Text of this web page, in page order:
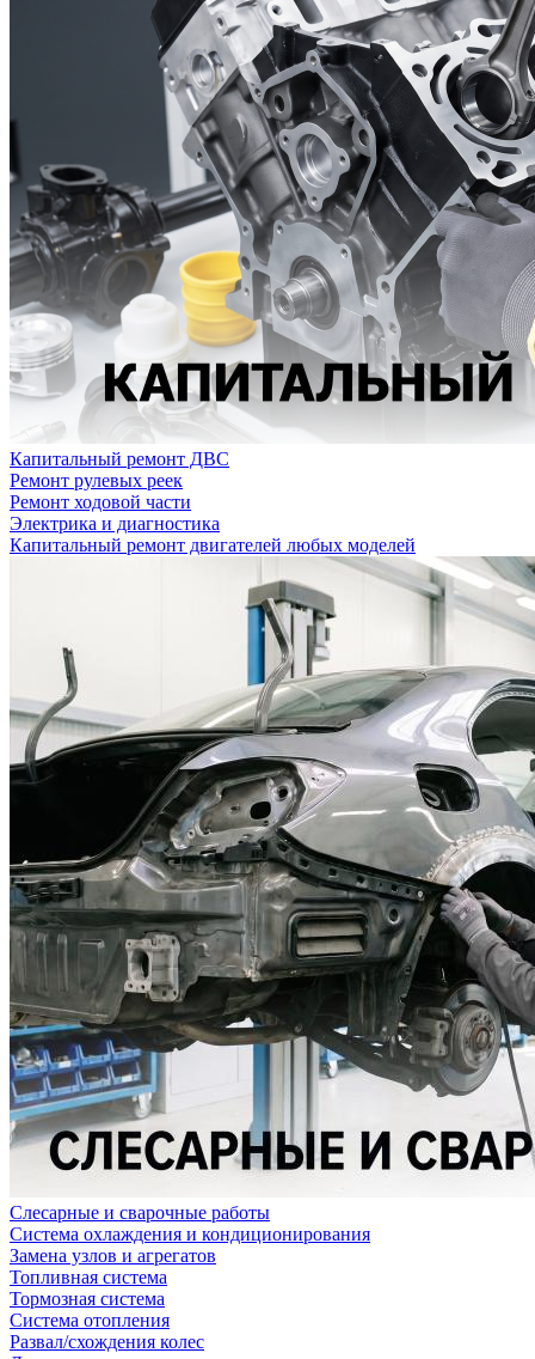
Капитальный ремонт ДВС
Ремонт рулевых реек
Ремонт ходовой части
Электрика и диагностика
Капитальный ремонт двигателей любых моделей
Слесарные и сварочные работы
Система охлаждения и кондиционирования
Замена узлов и агрегатов
Топливная система
Тормозная система
Система отопления
Развал/схождения колес